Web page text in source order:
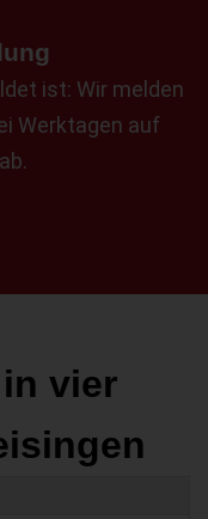
ist: Wir melden
Werktagen auf
vier